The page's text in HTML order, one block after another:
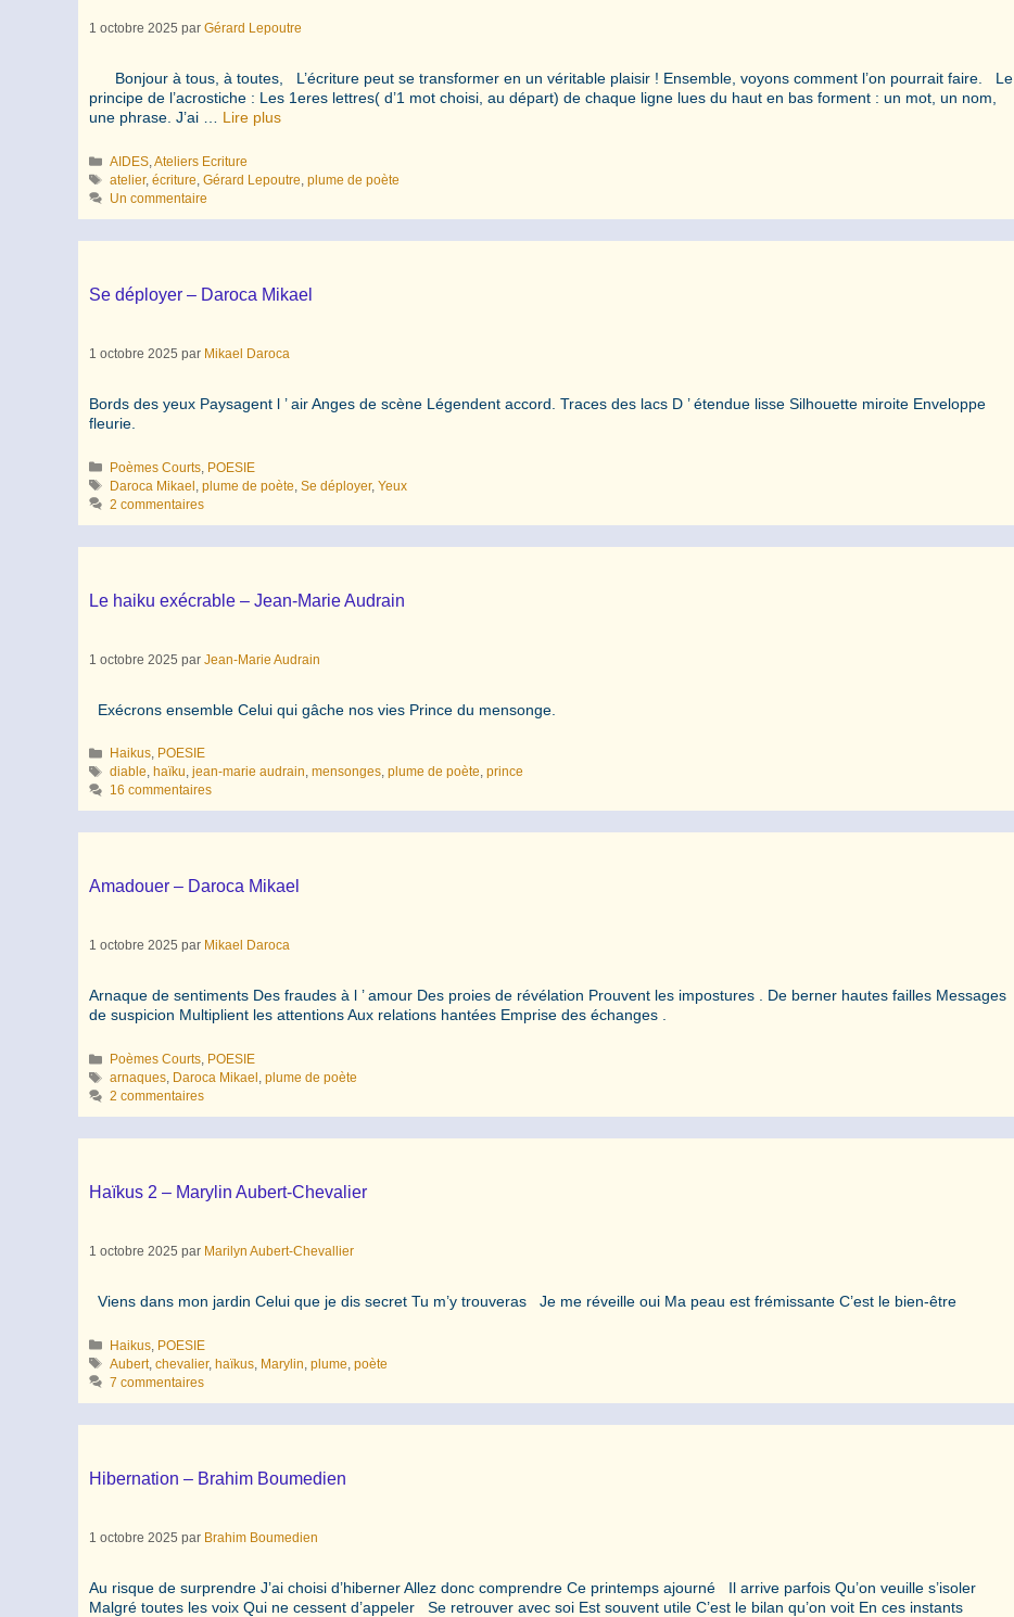
1 octobre 2025 par Gérard Lepoutre
Bonjour à tous, à toutes, L’écriture peut se transformer en un véritable plaisir ! Ensemble, voyons comment l’on pourrait faire. Le
principe de l’acrostiche : Les 1eres lettres( d’1 mot choisi, au départ) de chaque ligne lues du haut en bas forment : un mot, un nom,
une phrase. J’ai … Lire plus
Catégories
AIDES,Ateliers Ecriture
Étiquettes
atelier,écriture,Gérard Lepoutre,plume de poète
Un commentaire
Se déployer – Daroca Mikael
1 octobre 2025 par Mikael Daroca
Bords des yeux Paysagent l ’ air Anges de scène Légendent accord. Traces des lacs D ’ étendue lisse Silhouette miroite Enveloppe
fleurie.
Catégories
Poèmes Courts POESIE
Étiquettes
Daroca Mikael ,plume de poète ,Se déployer,Yeux
2 commentaires
Le haiku exécrable – Jean-Marie Audrain
1 octobre 2025 par Jean-Marie Audrain
Exécrons ensemble Celui qui gâche nos vies Prince du mensonge.
Catégories
Haikus, POESIE
Étiquettes
diable, haïku,jean-marie audrain,mensonges,plume de poète,prince
16 commentaires
Amadouer – Daroca Mikael
1 octobre 2025 par Mikael Daroca
Arnaque de sentiments Des fraudes à l ’ amour Des proies de révélation Prouvent les impostures . De berner hautes failles Messages
de suspicion Multiplient les attentions Aux relations hantées Emprise des échanges .
Catégories
Poèmes Courts, POESIE
Étiquettes
arnaques, Daroca Mikael ,plume de poète
2 commentaires
Haïkus 2 – Marylin Aubert-Chevalier
1 octobre 2025 par Marilyn Aubert-Chevallier
Viens dans mon jardin Celui que je dis secret Tu m’y trouveras Je me réveille oui Ma peau est frémissante C’est le bien-être
Catégories
Haikus, POESIE
Étiquettes
Aubert,chevalier,haïkus, Marylin,plume,poète
7 commentaires
Hibernation – Brahim Boumedien
1 octobre 2025 par Brahim Boumedien
Au risque de surprendre J’ai choisi d’hiberner Allez donc comprendre Ce printemps ajourné Il arrive parfois Qu’on veuille s’isoler
Malgré toutes les voix Qui ne cessent d’appeler Se retrouver avec soi Est souvent utile C’est le bilan qu’on voit En ces instants